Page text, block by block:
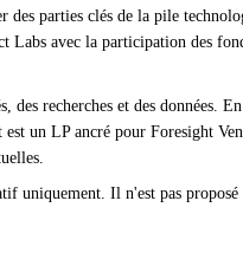
parties clés de la pile
Labs avec la participation des
recherches et des
un LP ancré pour Foresight
Il n'est pas